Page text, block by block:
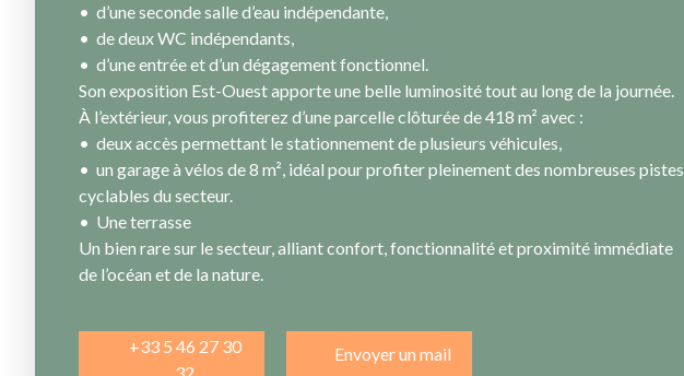
d’une seconde salle d’eau indépendante,
de deux WC indépendants,
d’une entrée et d’un dégagement fonctionnel.
Son exposition Est-Ouest apporte une belle luminosité tout au long de la journée.
À l’extérieur, vous profiterez d’une parcelle clôturée de 418 m² avec :
deux accès permettant le stationnement de plusieurs véhicules,
un garage à vélos de 8 m², idéal pour profiter pleinement des nombreuses pistes
cyclables du secteur.
Une terrasse
Un bien rare sur le secteur, alliant confort, fonctionnalité et proximité immédiate
de l’océan et de la nature.
+33 5 46 27 30
Envoyer un mail